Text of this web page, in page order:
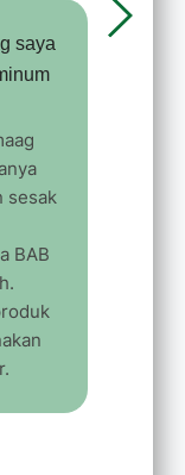
saya
sesak
BAB